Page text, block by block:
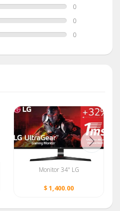
0
0
0
Monitor 34" LG
$ 1,400.00